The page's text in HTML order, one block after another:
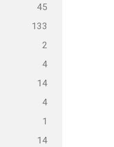
45
133
2
4
14
4
1
14